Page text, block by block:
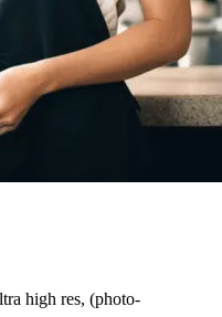
high res, (photo-